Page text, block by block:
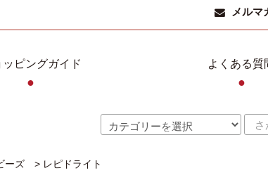
メルマ
ッピングガイド
●
よくある質
●
ーズ > レピドライト